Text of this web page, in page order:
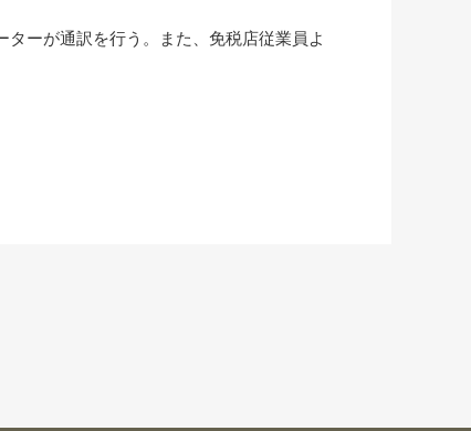
ーが通訳を行う。また、免税店従業員よ